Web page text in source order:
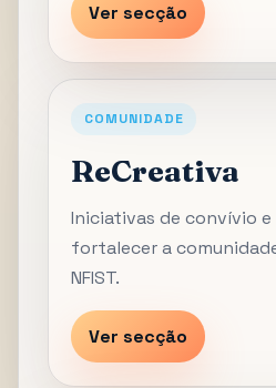
Ver secção
COMUNIDADE
ReCreativa
Iniciativas de convívio
fortalecer a
NFIST.
Ver secção